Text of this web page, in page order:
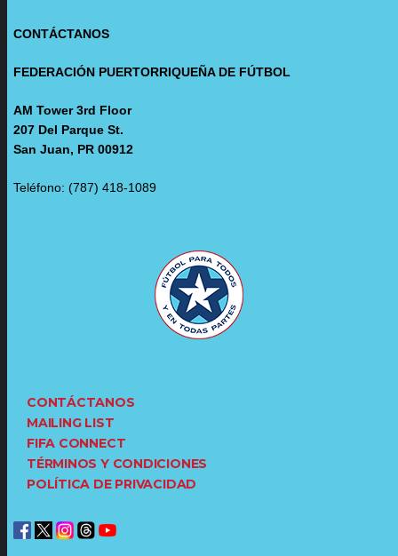
CONTÁCTANOS
FEDERACIÓN PUERTORRIQUEÑA DE FÚTBOL
AM Tower 3rd Floor
207 Del Parque St.
San Juan, PR 00912
Teléfono: (787) 418-1089
CONTÁCTANOS
MAILING LIST
FIFA CONNECT
TÉRMINOS Y CONDICIONES
POLÍTICA DE PRIVACIDAD